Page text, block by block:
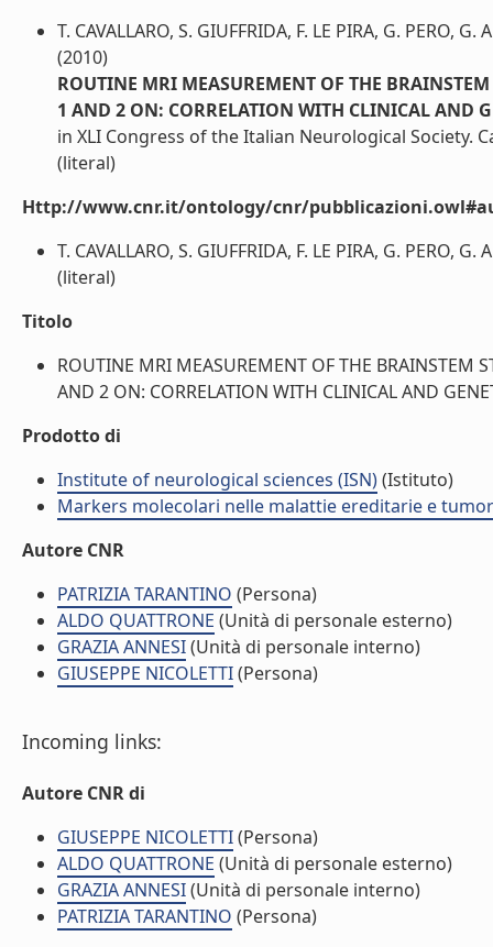
T. CAVALLARO, S. GIUFFRIDA, F. LE PIRA, G. PERO,
(2010)
ROUTINE MRI MEASUREMENT OF THE
1 AND 2 ON: CORRELATION WITH CLINICAL AND
in XLI Congress of the Italian Neurological Society.
(literal)
Http://www.cnr.it/ontology/cnr/
T. CAVALLARO, S. GIUFFRIDA, F. LE PIRA, G. PERO,
(literal)
Titolo
ROUTINE MRI MEASUREMENT OF THE BRAINSTEM
AND 2 ON: CORRELATION WITH CLINICAL AND
Prodotto di
Institute of neurological sciences (ISN)(Istituto)
Markers molecolari nelle malattie ereditarie e
Autore CNR
PATRIZIA TARANTINO (Persona)
ALDO QUATTRONE (Unità di personale esterno)
GRAZIA ANNESI(Unità di personale interno)
GIUSEPPE NICOLETTI(Persona)
Incoming links:
Autore CNR di
GIUSEPPE NICOLETTI(Persona)
ALDO QUATTRONE (Unità di personale esterno)
GRAZIA ANNESI(Unità di personale interno)
PATRIZIA TARANTINO (Persona)